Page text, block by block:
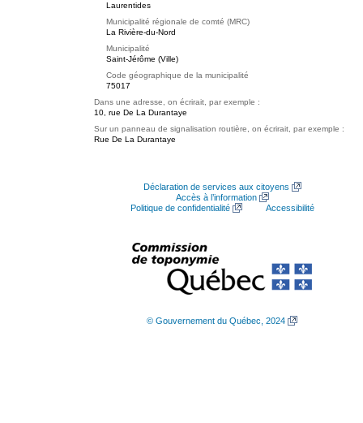
Laurentides
Municipalité régionale de comté (MRC)
La Rivière-du-Nord
Municipalité
Saint-Jérôme (Ville)
Code géographique de la municipalité
75017
Dans une adresse, on écrirait, par exemple :
10, rue De La Durantaye
Sur un panneau de signalisation routière, on écrirait, par exemple :
Rue De La Durantaye
Déclaration de services aux citoyens
Accès à l’information
Politique de confidentialité
Accessibilité
© Gouvernement du Québec, 2024